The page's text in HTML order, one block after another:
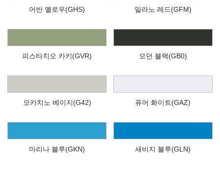
어반 옐로우(GHS) 밀라노 레드(GFM)
피스타치오 카키(GVR) 모던 블랙(GB0)
모카치노 베이지(G42) 퓨어 화이트(GAZ)
마리나 블루(GKN) 새비지 블루(GLN)